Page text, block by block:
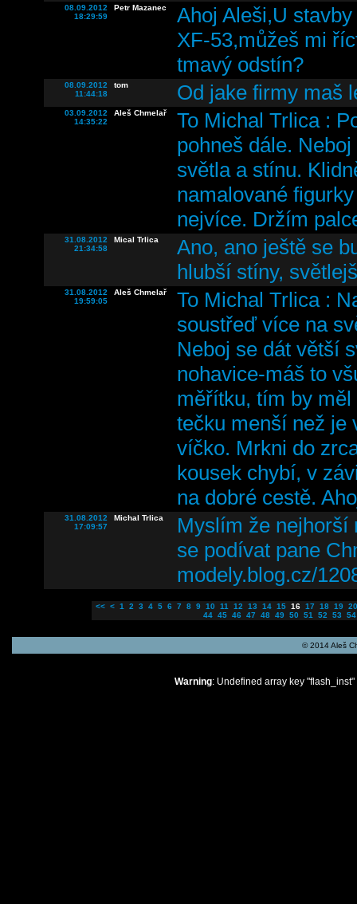
08.09.2012
18:29:59
Petr Mazanec
Ahoj Aleši,U
XF-53,můžeš mi
tmavý odstín?
08.09.2012
11:44:18
tom Od jake firmy maš
03.09.2012
14:35:22
Aleš Chmelař
To Michal Trlica :
pohneš dále.
světla a stínu.
namalované
nejvíce. Držím
31.08.2012
21:34:58
Mical Trlica
Ano, ano ještě se
hlubší stíny,
31.08.2012
19:59:05
Aleš Chmelař
To Michal Trlica :
soustřeď více na
Neboj se dát větší
nohavice-máš to
měřítku, tím by
tečku menší než je
víčko. Mrkni do
kousek chybí, v
na dobré cestě.
31.08.2012
17:09:57
Michal Trlica
Myslím že nejhorší
se podívat pane
modely.blog.cz/
<< < 1 2 3 4 5 6 7 8 9 10 11 12 13 14 15 16 17 18 19 20
44 45 46 47 48 49 50 51 52 53 54
© 2014 Aleš
Warning: Undefined array key